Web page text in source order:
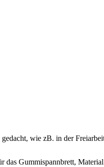
wie zB. in der
Gummispannbrett,